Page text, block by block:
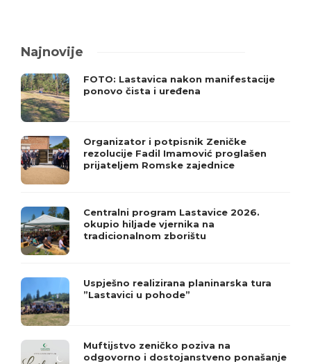
Najnovije
FOTO: Lastavica nakon manifestacije
ponovo čista i uređena
Organizator i potpisnik Zeničke
rezolucije Fadil Imamović proglašen
prijateljem Romske zajednice
Centralni program Lastavice 2026.
okupio hiljade vjernika na
tradicionalnom zborištu
Uspješno realizirana planinarska tura
”Lastavici u pohode”
Muftijstvo zeničko poziva na
odgovorno i dostojanstveno ponašanje